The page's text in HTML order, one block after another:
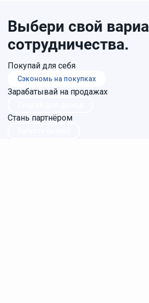
Выбери свой
сотрудничества.
Покупай для себя
Сэкономь на покупках
Зарабатывай на продажах
Стань партнёром